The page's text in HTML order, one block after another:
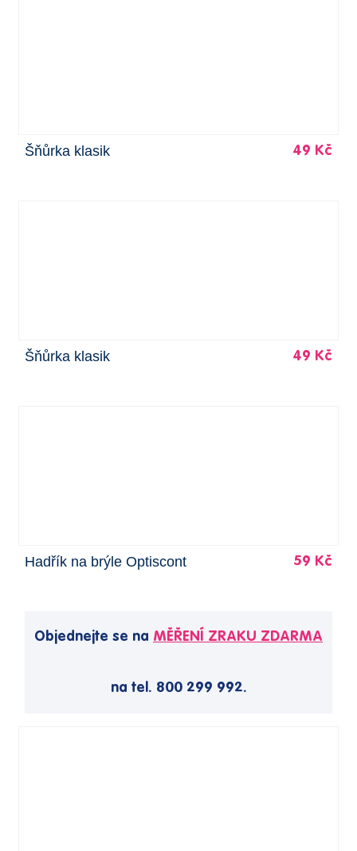
Šňůrka klasik 49 Kč
Šňůrka klasik 49 Kč
Hadřík na brýle Optiscont 59 Kč
Objednejte se na MĚŘENÍ ZRAKU ZDARMA
na tel. 800 299 992.